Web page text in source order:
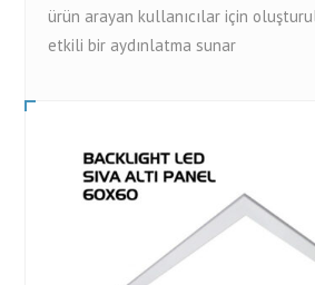
ürün arayan kullanıcılar için
etkili bir aydınlatma sunar